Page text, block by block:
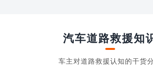
汽车道路救援知
车主对道路救援认知的干货